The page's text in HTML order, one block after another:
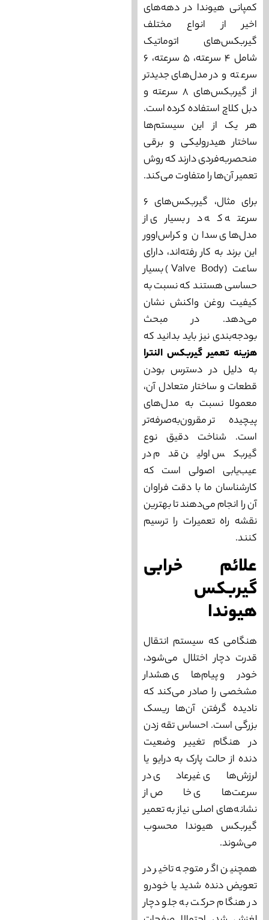
کمپانی هیوندا در دهه‌های
اخیر از انواع مختلف
گیربکس‌های اتوماتیک
شامل ۴ سرعته، ۵ سرعته، ۶
سرعته و در مدل‌های جدیدتر
از گیربکس‌های ۸ سرعته و
دبل کلاچ استفاده کرده است.
هر یک از این سیستم‌ها
ساختار هیدرولیکی و برقی
منحصربه‌فردی دارند که روش
تعمیر آن‌ها را متفاوت می‌کند.
برای مثال، گیربکس‌های ۶
سرعته که در بسیاری از
مدل‌های سدان و کراس‌اوور
این برند به کار رفته‌اند، دارای
ساعت (Valve Body) بسیار
حساسی هستند که نسبت به
کیفیت روغن واکنش نشان
می‌دهد. در مبحث
بودجه‌بندی نیز باید بدانید که
هزینه تعمیر گیربکس النترا
به دلیل در دسترس بودن
قطعات و ساختار متعادل آن،
معمولا نسبت به مدل‌های
پیچیده‌تر مقرون‌به‌صرفه‌تر
است. شناخت دقیق نوع
گیربکس اولین قدم در
عیب‌یابی اصولی است که
کارشناسان ما با دقت فراوان
آن را انجام می‌دهند تا بهترین
نقشه راه تعمیرات را ترسیم
کنند.
علائم خرابی
گیربکس
هیوندا
هنگامی که سیستم انتقال
قدرت دچار اختلال می‌شود،
خودرو پیام‌های هشدار
مشخصی را صادر می‌کند که
نادیده گرفتن آن‌ها ریسک
بزرگی است. احساس تقه زدن
در هنگام تغییر وضعیت
دنده از حالت پارک به درایو یا
لرزش‌های غیرعادی در
سرعت‌های خاص از
نشانه‌های اصلی نیاز به تعمیر
گیربکس هیوندا محسوب
می‌شوند.
همچنین اگر متوجه تاخیر در
تعویض دنده شدید یا خودرو
در هنگام حرکت به جلو دچار